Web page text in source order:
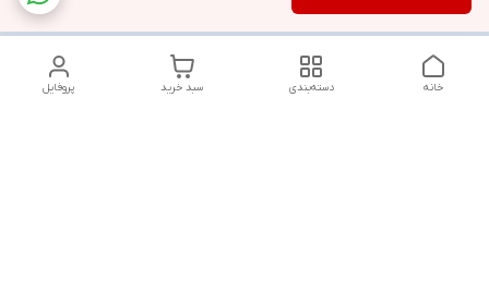
پروفایل سبد خرید دسته‌بندی خانه